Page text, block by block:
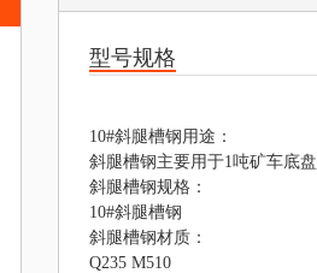
型号规格
10#斜腿槽钢用途：
斜腿槽钢主要用于1吨矿车底盘
斜腿槽钢规格：
10#斜腿槽钢
斜腿槽钢材质：
Q235 M510